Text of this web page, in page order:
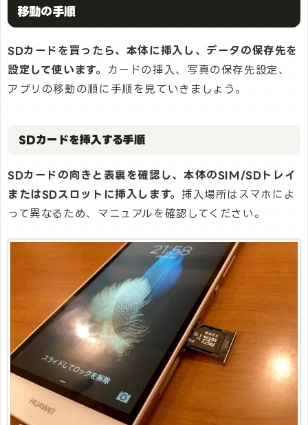
移動の手順
SDカードを買ったら、本体に挿入し、データの保存先を
設定して使います。
カードの挿入、写真の保存先設定、
アプリの移動の順に手順を見ていきましょう。
SDカードを挿入する手順
SDカードの向きと表裏を確認し、本体のSIM/SDトレイ
またはSDスロットに挿入します。 挿入場所はスマホによ
って異なるため、マニュアルを確認してください。